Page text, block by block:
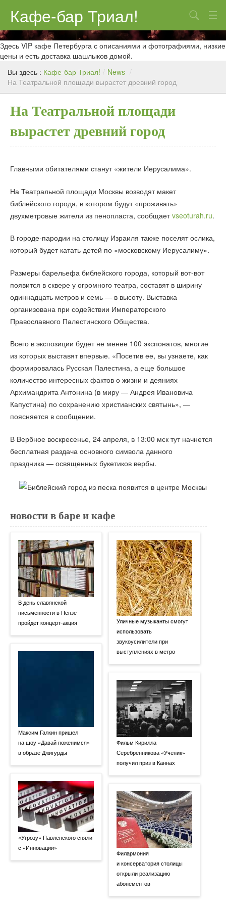
Кафе-бар Триал!
О нас
Меню
Контакты
Поиск
Здесь VIP кафе Петербурга с описаниями и фотографиями, низкие
цены и есть доставка шашлыков домой.
Вы здесь : Кафе-бар Триал! / News /
На Театральной площади вырастет древний город
На Театральной площади
вырастет древний город
Главными обитателями станут «жители Иерусалима».
На Театральной площади Москвы возводят макет
библейского города, в котором будут «проживать»
двухметровые жители из пенопласта, сообщаетvseoturah.ru.
В городе-пародии на столицу Израиля также поселят ослика,
который будет катать детей по «московскому Иерусалиму».
Размеры барельефа библейского города, который вот-вот
появится в сквере у огромного театра, составят в ширину
одиннадцать метров и семь — в высоту. Выставка
организована при содействии Императорского
Православного Палестинского Общества.
Всего в экспозиции будет не менее 100 экспонатов, многие
из которых выставят впервые. «Посетив ее, вы узнаете, как
формировалась Русская Палестина, а еще большое
количество интересных фактов о жизни и деяниях
Архимандрита Антонина (в миру — Андрея Ивановича
Капустина) по сохранению христианских святынь», —
поясняется в сообщении.
В Вербное воскресенье, 24 апреля, в 13:00 мск тут начнется
бесплатная раздача основного символа данного
праздника — освященных букетиков вербы.
новости в баре и кафе
В день славянской
письменности в Пензе
пройдет концерт-акция
Максим Галкин пришел
на шоу «Давай поженимся»
в образе Джигурды
«Угрозу» Павленского сняли
с «Инновации»
Уличные музыканты смогут
использовать
звукоусилители при
выступлениях в метро
Фильм Кирилла
Серебренникова «Ученик»
получил приз в Каннах
Филармония
и консерватория столицы
открыли реализацию
абонементов